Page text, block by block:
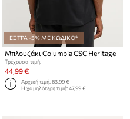
ΕΞΤΡΑ -5% ΜΕ ΚΩΔΙΚΟ*
Μπλουζάκι Columbia CSC Heritage
Τρέχουσα τιμή:
44,99 €
Αρχική τιμή:63,99 €
Η χαμηλότερη τιμή:47,99 €